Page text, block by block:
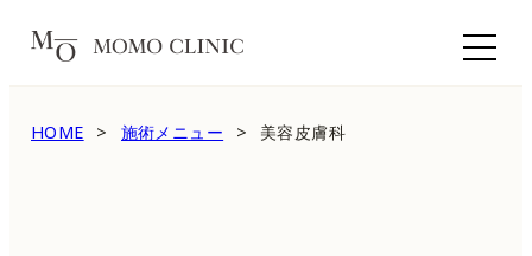
HOME 施術メニュー 美容皮膚科